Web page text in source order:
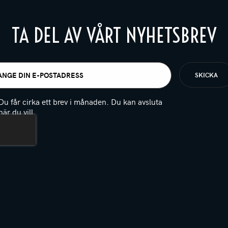
TA DEL AV VÅRT NYHETSBREV
får cirka ett brev i månaden. Du kan avsluta
du vill.